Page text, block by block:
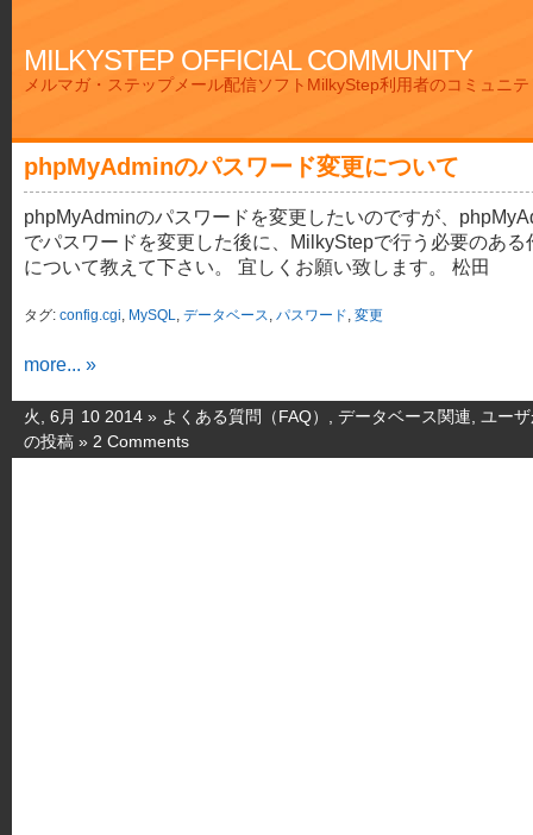
MILKYSTEP OFFICIAL COMMUNITY
メルマガ・ステップメール配信ソフトMilkyStep利用者のコミュニ
phpMyAdminのパスワード変更について
phpMyAdminのパスワードを変更したいのですが、
でパスワードを変更した後に、MilkyStepで行う必要のある
について教えて下さい。 宜しくお願い致します。 松田
タグ: config.cgi, MySQL, データベース, パスワード, 変更
more... »
火, 6月 10 2014 » よくある質問（FAQ） データベース関連
ユー
の投稿 » 2 Comments